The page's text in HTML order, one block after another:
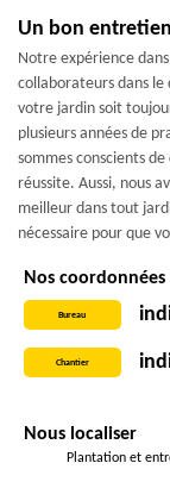
Un bon
Notre expérience
collaborateurs dans
votre jardin soit
plusieurs années de
sommes conscients
réussite. Aussi, nous
meilleur dans tout
nécessaire pour que
Nos coordonnées
Bureau
Chantier
Nous localiser
Plantation et